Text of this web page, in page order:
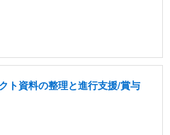
ト資料の整理と進行支援/賞与